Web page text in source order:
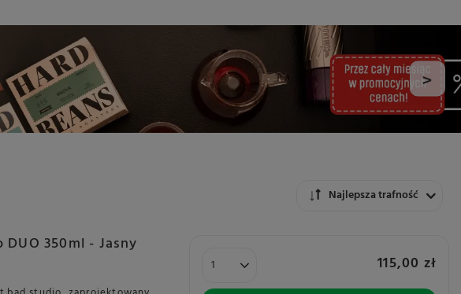
>
Zmień sortowanie
Najlepsza trafność
350ml - Jasny
115,00 zł